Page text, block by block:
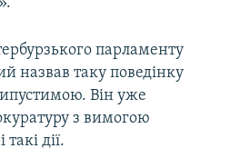
парламенту
назвав таку поведінку
Він уже
з вимогою
дії.